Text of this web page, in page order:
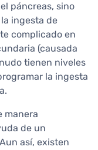
páncreas, sino
ingesta de
complicado en
(causada
tienen niveles
la ingesta
manera
de un
así, existen